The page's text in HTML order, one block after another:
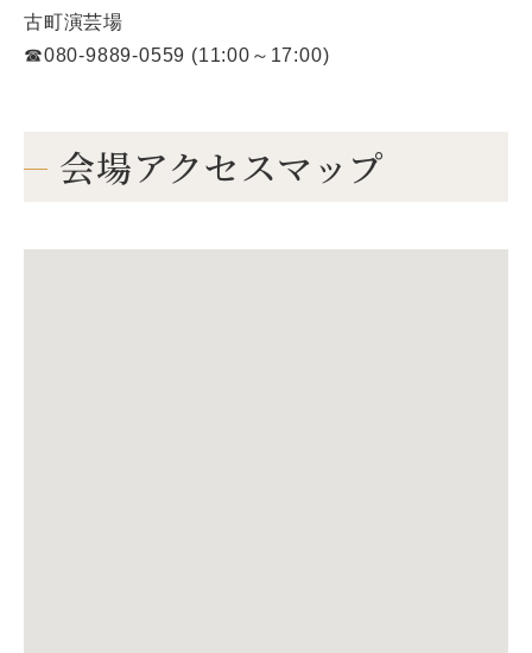
古町演芸場
☎080-9889-0559 (11:00～17:00)
会場アクセスマップ